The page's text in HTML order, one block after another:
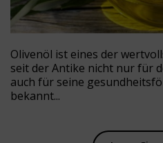
Olivenöl ist eines der
seit der Antike nicht nur für
auch für seine
bekannt...